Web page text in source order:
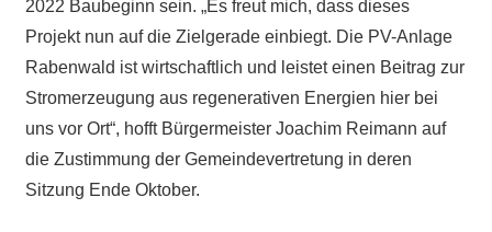
2022 Baubeginn sein. „Es freut mich, dass dieses
Projekt nun auf die Zielgerade einbiegt. Die PV-Anlage
Rabenwald ist wirtschaftlich und leistet einen Beitrag zur
Stromerzeugung aus regenerativen Energien hier bei
uns vor Ort“, hofft Bürgermeister Joachim Reimann auf
die Zustimmung der Gemeindevertretung in deren
Sitzung Ende Oktober.